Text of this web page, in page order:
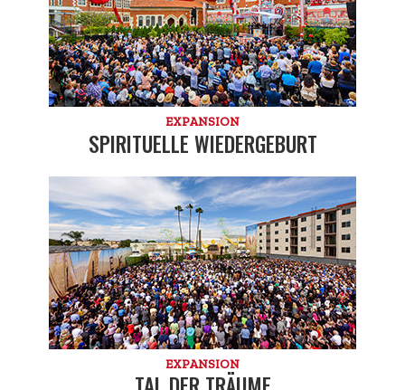
EXPANSION
SPIRITUELLE WIEDERGEBURT
EXPANSION